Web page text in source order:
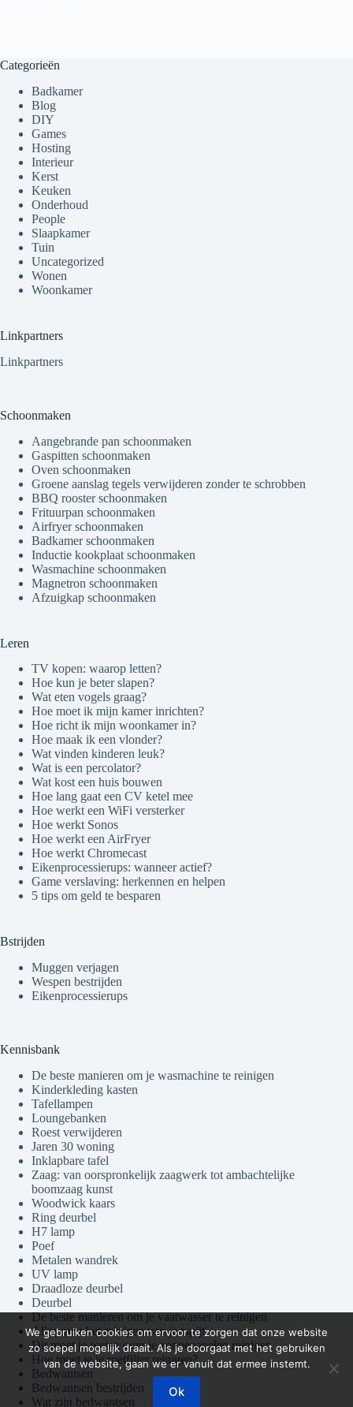
Categorieën
Badkamer
Blog
DIY
Games
Hosting
Interieur
Kerst
Keuken
Onderhoud
People
Slaapkamer
Tuin
Uncategorized
Wonen
Woonkamer
Linkpartners
Linkpartners
Schoonmaken
Aangebrande pan schoonmaken
Gaspitten schoonmaken
Oven schoonmaken
Groene aanslag tegels verwijderen zonder te schrobben
BBQ rooster schoonmaken
Frituurpan schoonmaken
Airfryer schoonmaken
Badkamer schoonmaken
Inductie kookplaat schoonmaken
Wasmachine schoonmaken
Magnetron schoonmaken
Afzuigkap schoonmaken
Leren
TV kopen: waarop letten?
Hoe kun je beter slapen?
Wat eten vogels graag?
Hoe moet ik mijn kamer inrichten?
Hoe richt ik mijn woonkamer in?
Hoe maak ik een vlonder?
Wat vinden kinderen leuk?
Wat is een percolator?
Wat kost een huis bouwen
Hoe lang gaat een CV ketel mee
Hoe werkt een WiFi versterker
Hoe werkt Sonos
Hoe werkt een AirFryer
Hoe werkt Chromecast
Eikenprocessierups: wanneer actief?
Game verslaving: herkennen en helpen
5 tips om geld te besparen
Bstrijden
Muggen verjagen
Wespen bestrijden
Eikenprocessierups
Kennisbank
De beste manieren om je wasmachine te reinigen
Kinderkleding kasten
Tafellampen
Loungebanken
Roest verwijderen
Jaren 30 woning
Inklapbare tafel
Zaag: van oorspronkelijk zaagwerk tot ambachtelijke
boomzaag kunst
Woodwick kaars
Ring deurbel
H7 lamp
Poef
Metalen wandrek
UV lamp
Draadloze deurbel
Deurbel
De beste manieren om je vaatwasser te reinigen
Alles over het reinigen van je tapijt
Dit moet je weten over je zonnepanelen reinigen
Hoe moet je je roetfilter reinigen?
Bedwantsen
Bedwantsen bestrijden
Wat zijn bedwantsen
We gebruiken cookies om ervoor te zorgen dat onze website
zo soepel mogelijk draait. Als je doorgaat met het gebruiken
van de website, gaan we er vanuit dat ermee instemt.
Ok